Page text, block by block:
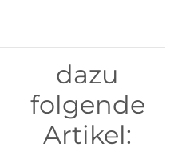
dazu
folgende
Artikel: